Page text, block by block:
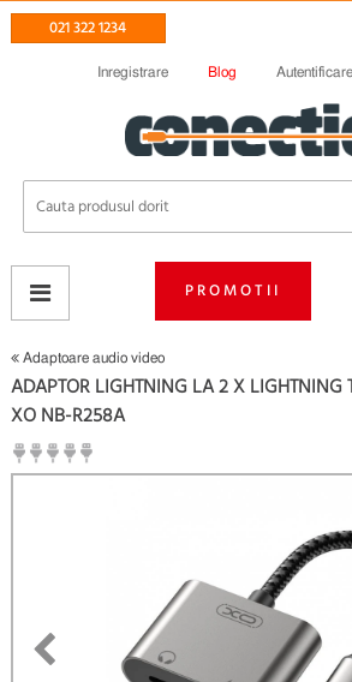
021 322 1234
Inregistrare Blog Autentificare
PROMOTII
Adaptoare audio video
ADAPTOR LIGHTNING LA 2 X LIGHTNING
XO NB-R258A
(